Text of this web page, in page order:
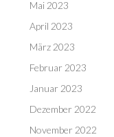
Mai 2023
April 2023
März 2023
Februar 2023
Januar 2023
Dezember 2022
November 2022